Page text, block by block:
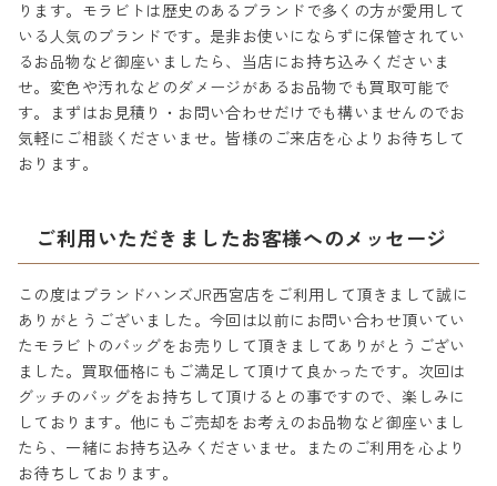
ります。モラビトは歴史のあるブランドで多くの方が愛用して
いる人気のブランドです。是非お使いにならずに保管されてい
るお品物など御座いましたら、当店にお持ち込みくださいま
せ。変色や汚れなどのダメージがあるお品物でも買取可能で
す。まずはお見積り・お問い合わせだけでも構いませんのでお
気軽にご相談くださいませ。皆様のご来店を心よりお待ちして
おります。
ご利用いただきましたお客様へのメッセージ
この度はブランドハンズJR西宮店をご利用して頂きまして誠に
ありがとうございました。今回は以前にお問い合わせ頂いてい
たモラビトのバッグをお売りして頂きましてありがとうござい
ました。買取価格にもご満足して頂けて良かったです。次回は
グッチのバッグをお持ちして頂けるとの事ですので、楽しみに
しております。他にもご売却をお考えのお品物など御座いまし
たら、一緒にお持ち込みくださいませ。またのご利用を心より
お待ちしております。